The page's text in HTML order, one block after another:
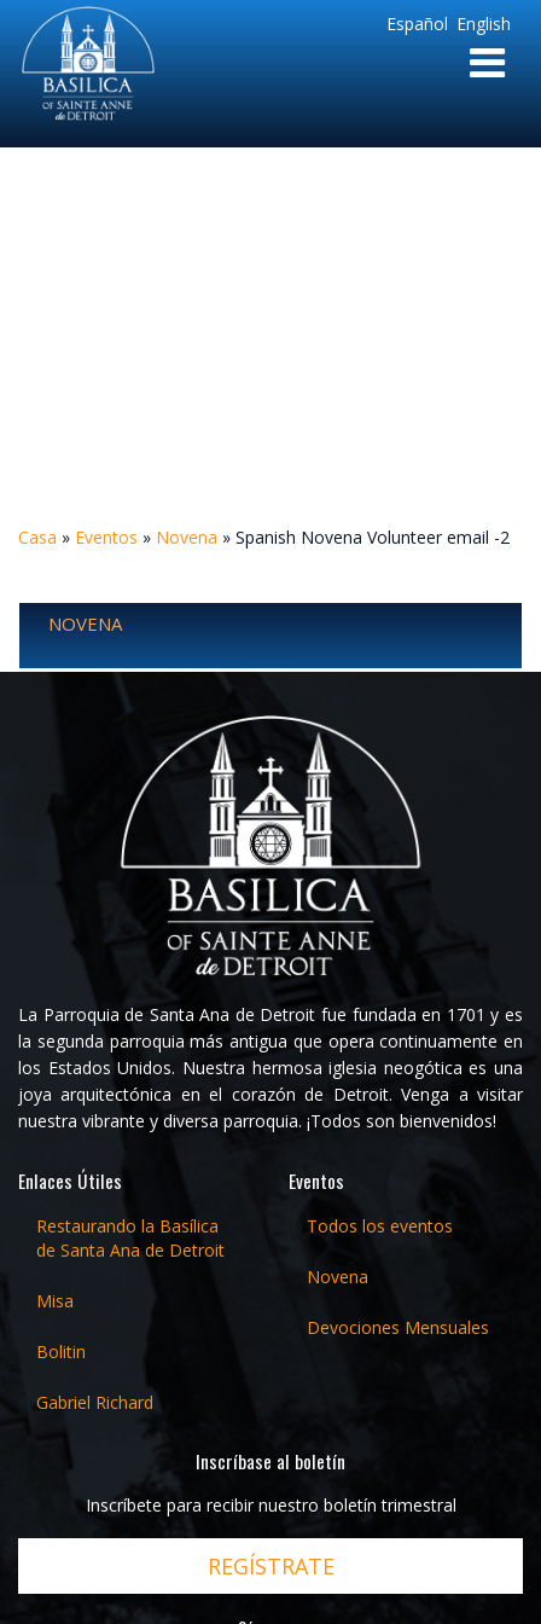
English
Español
Sainte
Anne
Parish
de
Casa » Eventos » Novena » Spanish Novena Volunteer email -2
NOVENA
La Parroquia de Santa Ana de Detroit fue fundada en 1701 y es
la segunda parroquia más antigua que opera continuamente en
los Estados Unidos. Nuestra hermosa iglesia neogótica es una
joya arquitectónica en el corazón de Detroit. Venga a visitar
nuestra vibrante y diversa parroquia. ¡Todos son bienvenidos!
Enlaces Útiles
Restaurando la Basílica
de Santa Ana de Detroit
Misa
Bolitin
Gabriel Richard
Eventos
Todos los eventos
Novena
Devociones Mensuales
Inscríbase al boletín
Inscríbete para recibir nuestro boletín trimestral
REGÍSTRATE